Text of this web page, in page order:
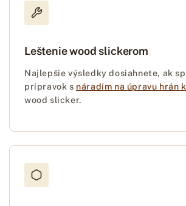
Leštenie wood slickerom
Najlepšie výsledky dosiahnete, ak
prípravok s náradím na úpravu hrán
wood slicker.